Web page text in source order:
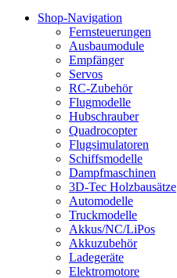
Shop-Navigation
Fernsteuerungen
Ausbaumodule
Empfänger
Servos
RC-Zubehör
Flugmodelle
Hubschrauber
Quadrocopter
Flugsimulatoren
Schiffsmodelle
Dampfmaschinen
3D-Tec Holzbausätze
Automodelle
Truckmodelle
Akkus/NC/LiPos
Akkuzubehör
Ladegeräte
Elektromotore